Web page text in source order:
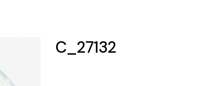
de
y
ventilación
C_27132